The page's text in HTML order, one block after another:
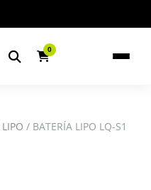
0
/ BATERÍA LIPO LQ-S1